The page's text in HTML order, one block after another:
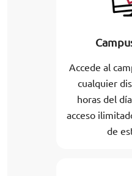
Accede al
cualquier
horas del
acceso
de